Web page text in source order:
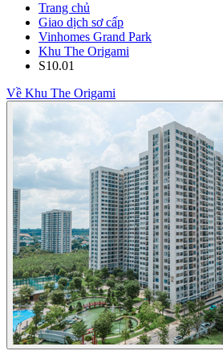
Trang chủ
Giao dịch sơ cấp
Vinhomes Grand Park
Khu The Origami
S10.01
Về Khu The Origami